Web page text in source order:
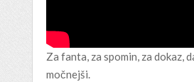
Za fanta, za spomin, za dokaz,
močnejši.